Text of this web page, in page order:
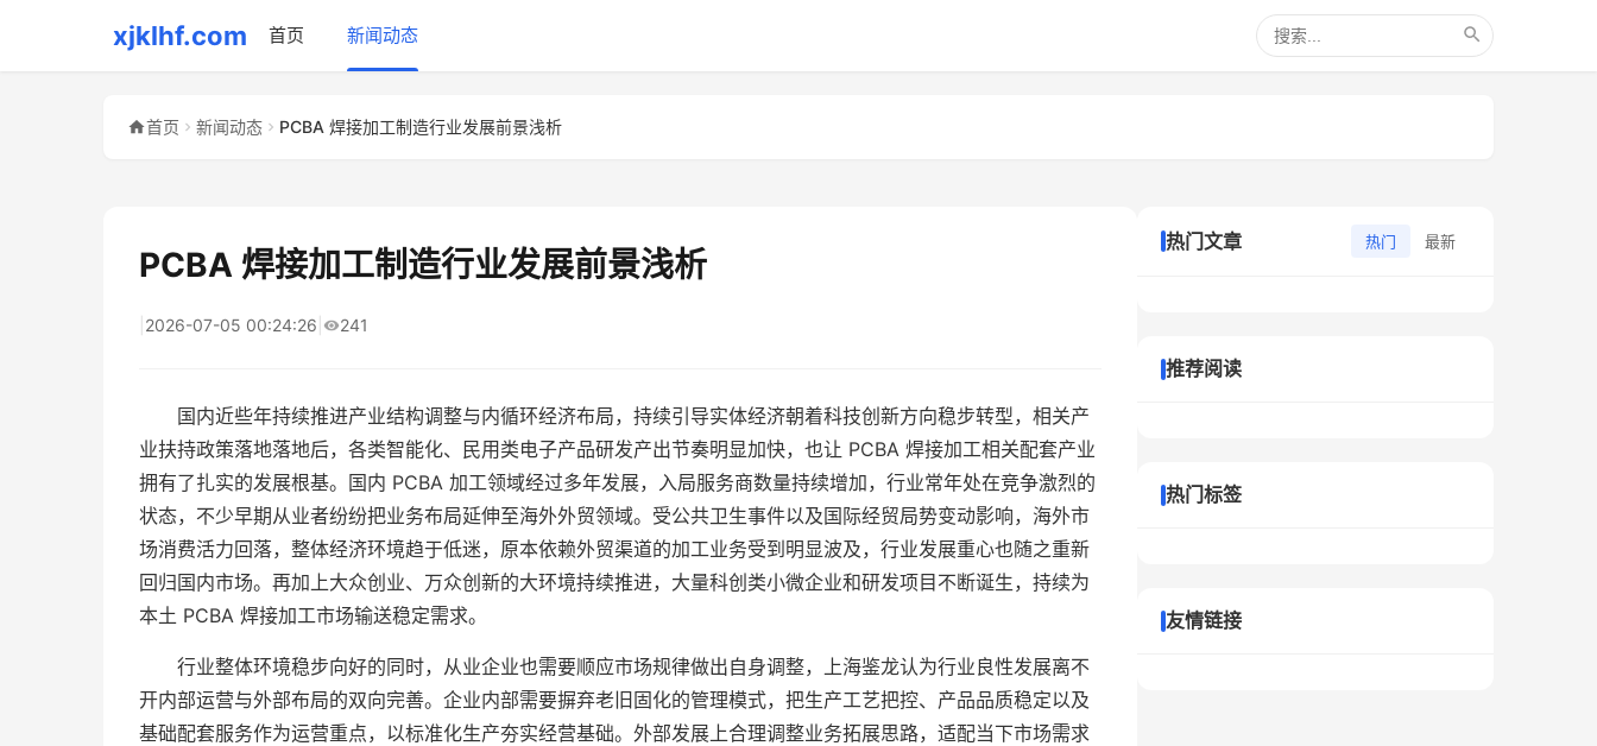
xjklhf.com 首页 新闻动态
首页 新闻动态 PCBA 焊接加工制造行业发展前景浅析
PCBA 焊接加工制造行业发展前景浅析
2026-07-05 00:24:26 241
国内近些年持续推进产业结构调整与内循环经济布局，持续引导实体经济朝着科技创新方向稳步转型，相关产
业扶持政策落地落地后，各类智能化、民用类电子产品研发产出节奏明显加快，也让 PCBA 焊接加工相关配套产业
拥有了扎实的发展根基。国内 PCBA 加工领域经过多年发展，入局服务商数量持续增加，行业常年处在竞争激烈的
状态，不少早期从业者纷纷把业务布局延伸至海外外贸领域。受公共卫生事件以及国际经贸局势变动影响，海外市
场消费活力回落，整体经济环境趋于低迷，原本依赖外贸渠道的加工业务受到明显波及，行业发展重心也随之重新
回归国内市场。再加上大众创业、万众创新的大环境持续推进，大量科创类小微企业和研发项目不断诞生，持续为
本土 PCBA 焊接加工市场输送稳定需求。
行业整体环境稳步向好的同时，从业企业也需要顺应市场规律做出自身调整，上海鉴龙认为行业良性发展离不
开内部运营与外部布局的双向完善。企业内部需要摒弃老旧固化的管理模式，把生产工艺把控、产品品质稳定以及
基础配套服务作为运营重点，以标准化生产夯实经营基础。外部发展上合理调整业务拓展思路，适配当下市场需求
热门文章 热门 最新
推荐阅读
热门标签
友情链接